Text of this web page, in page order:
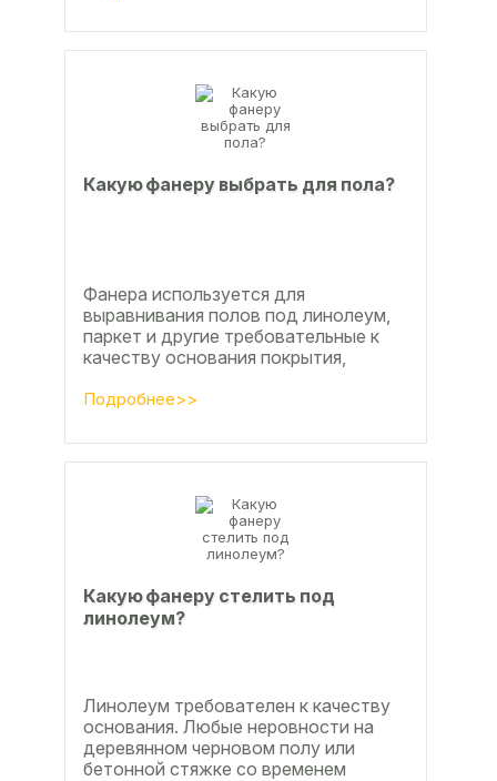
Какую фанеру выбрать для пола?
Фанера используется для
выравнивания полов под линолеум,
паркет и другие требовательные к
качеству основания покрытия,
по деревянным лагам или...
Подробнее>>
Какую фанеру стелить под
линолеум?
Линолеум требователен к качеству
основания. Любые неровности на
деревянном черновом полу или
бетонной стяжке со временем